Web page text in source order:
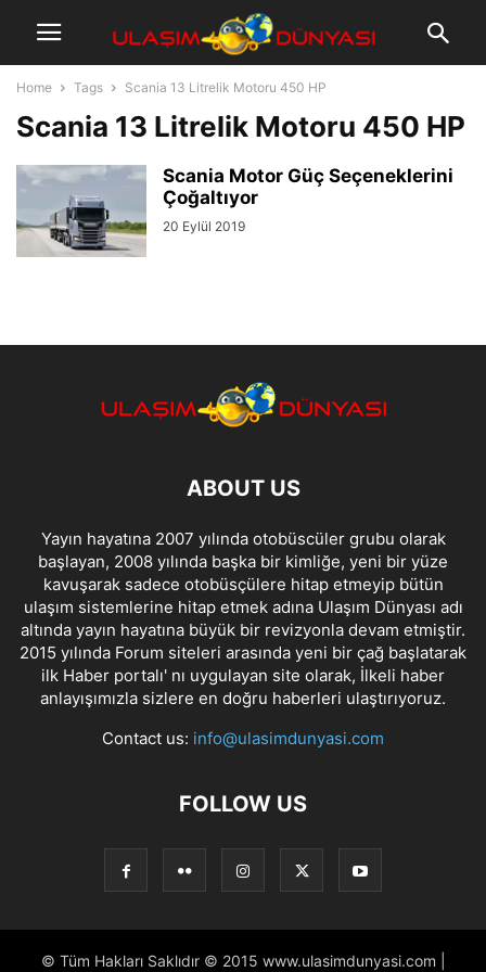
Home Tags Scania 13 Litrelik Motoru 450 HP
Scania 13 Litrelik Motoru 450 HP
Scania Motor Güç Seçeneklerini
Çoğaltıyor
20 Eylül 2019
ABOUT US
Yayın hayatına 2007 yılında otobüscüler grubu olarak
başlayan, 2008 yılında başka bir kimliğe, yeni bir yüze
kavuşarak sadece otobüsçülere hitap etmeyip bütün
ulaşım sistemlerine hitap etmek adına Ulaşım Dünyası adı
altında yayın hayatına büyük bir revizyonla devam etmiştir.
2015 yılında Forum siteleri arasında yeni bir çağ başlatarak
ilk Haber portalı' nı uygulayan site olarak, İlkeli haber
anlayışımızla sizlere en doğru haberleri ulaştırıyoruz.
Contact us: info@ulasimdunyasi.com
FOLLOW US
© Tüm Hakları Saklıdır © 2015 www.ulasimdunyasi.com |